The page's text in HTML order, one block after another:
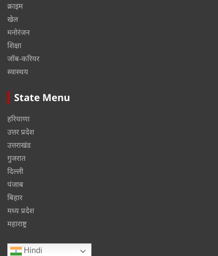
क्राइम
खेल
मनोरंजन
शिक्षा
जॉब-करियर
स्वास्थय
State Menu
हरियाणा
उत्तर प्रदेश
उत्तराखंड
गुजरात
दिल्ली
पंजाब
बिहार
मध्य प्रदेश
महाराष्ट्र
Hindi